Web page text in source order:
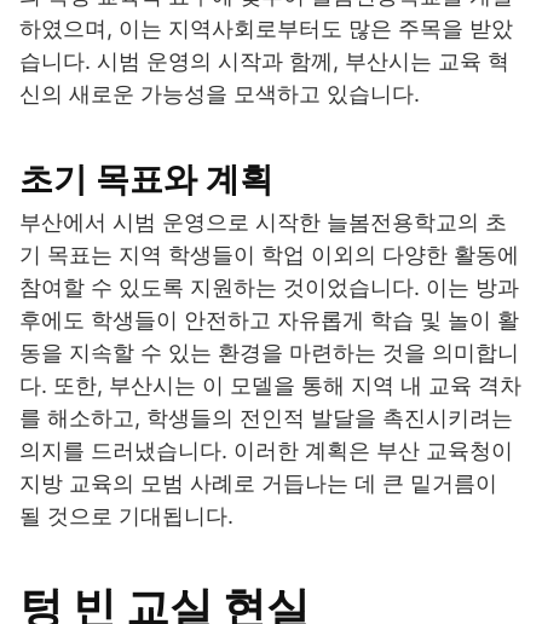
하였으며, 이는 지역사회로부터도 많은 주목을 받았
습니다. 시범 운영의 시작과 함께, 부산시는 교육 혁
신의 새로운 가능성을 모색하고 있습니다.
초기 목표와 계획
부산에서 시범 운영으로 시작한 늘봄전용학교의 초
기 목표는 지역 학생들이 학업 이외의 다양한 활동에
참여할 수 있도록 지원하는 것이었습니다. 이는 방과
후에도 학생들이 안전하고 자유롭게 학습 및 놀이 활
동을 지속할 수 있는 환경을 마련하는 것을 의미합니
다. 또한, 부산시는 이 모델을 통해 지역 내 교육 격차
를 해소하고, 학생들의 전인적 발달을 촉진시키려는
의지를 드러냈습니다. 이러한 계획은 부산 교육청이
지방 교육의 모범 사례로 거듭나는 데 큰 밑거름이
될 것으로 기대됩니다.
텅 빈 교실 현실